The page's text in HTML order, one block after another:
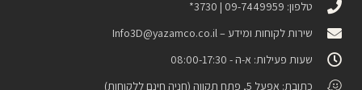
טלפון: 09-7449959 | 3730*
שירות לקוחות ומידע – Info3D@yazamco.co.il
שעות פעילות: א-ה - 08:00-17:30
כתובת: אפעל 5, פתח תקווה (חניה חינם ללקוחות)